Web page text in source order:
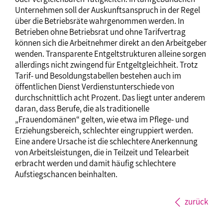
Unternehmen soll der Auskunftsanspruch in der Regel
über die Betriebsräte wahrgenommen werden. In
Betrieben ohne Betriebsrat und ohne Tarifvertrag
können sich die Arbeitnehmer direkt an den Arbeitgeber
wenden. Transparente Entgeltstrukturen alleine sorgen
allerdings nicht zwingend für Entgeltgleichheit. Trotz
Tarif- und Besoldungstabellen bestehen auch im
öffentlichen Dienst Verdienstunterschiede von
durchschnittlich acht Prozent. Das liegt unter anderem
daran, dass Berufe, die als traditionelle
„Frauendomänen“ gelten, wie etwa im Pflege- und
Erziehungsbereich, schlechter eingruppiert werden.
Eine andere Ursache ist die schlechtere Anerkennung
von Arbeitsleistungen, die in Teilzeit und Telearbeit
erbracht werden und damit häufig schlechtere
Aufstiegschancen beinhalten.
zurück